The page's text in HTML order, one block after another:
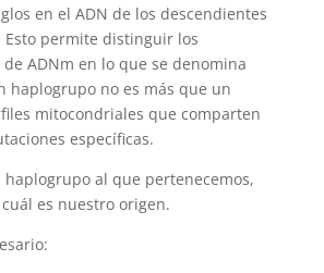
en el ADN de los descendientes
permite distinguir los
ADNm en lo que se denomina
haplogrupo no es más que un
mitocondriales que comparten
específicas.
haplogrupo al que pertenecemos,
es nuestro origen.